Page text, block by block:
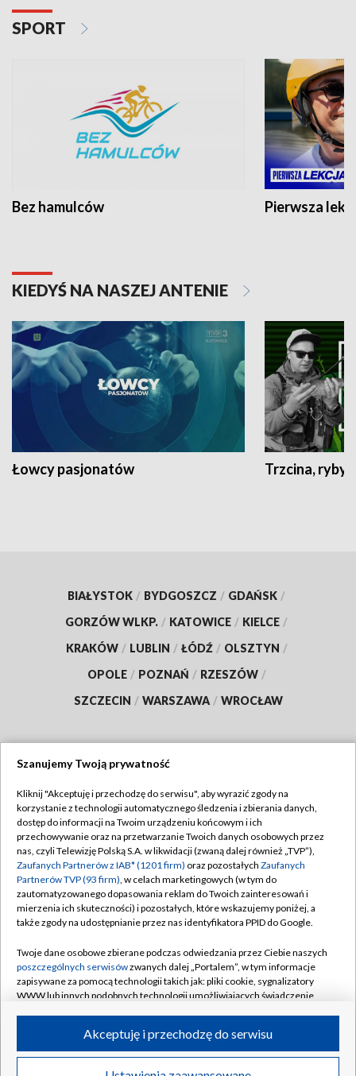
SPORT
Bez hamulców Pierwsza
KIEDYŚ NA NASZEJ ANTENIE
Łowcy pasjonatów Trzcina, ryby
BIAŁYSTOK / BYDGOSZCZ / GDAŃSK /
GORZÓW WLKP. / KATOWICE / KIELCE /
KRAKÓW / LUBLIN / ŁÓDŹ / OLSZTYN /
OPOLE / POZNAŃ / RZESZÓW /
SZCZECIN / WARSZAWA / WROCŁAW
TVP
Abonament TVP
Emisja w TVP
Centrum informacji TVP
Naziemna Telewizja Cyfrowa
Rada Programowa
System NOS
Informacje o nadawcy
Program dla prasy
Regulamin TVP
Polityka prywatności
Moje zgody
Pomoc
Kontakt
Kanały
©2026 Telewizja Polska S.A. w likwidacji
Szanujemy Twoją prywatność
Kliknij "Akceptuję i przechodzę do serwisu", aby wyrazić zgody na
korzystanie z technologii automatycznego śledzenia i zbierania danych,
dostęp do informacji na Twoim urządzeniu końcowym i ich
przechowywanie oraz na przetwarzanie Twoich danych osobowych przez
nas, czyli Telewizję Polską S.A. w likwidacji (zwaną dalej również „TVP”),
Zaufanych Partnerów z IAB* (1201 firm) oraz pozostałych Zaufanych
Partnerów TVP (93 firm), w celach marketingowych (w tym do
zautomatyzowanego dopasowania reklam do Twoich zainteresowań i
mierzenia ich skuteczności) i pozostałych, które wskazujemy poniżej, a
także zgody na udostępnianie przez nas identyfikatora PPID do Google.
Twoje dane osobowe zbierane podczas odwiedzania przez Ciebie naszych
poszczególnych serwisówzwanych dalej „Portalem”, w tym informacje
zapisywane za pomocą technologii takich jak: pliki cookie, sygnalizatory
WWW lub innych podobnych technologii umożliwiających świadczenie
ruchu w Internecie.
Twoje dane osobowe zbierane podczas odwiedzania przez Ciebie
Akceptuję i przechodzę do serwisu